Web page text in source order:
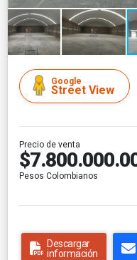
Google
Street View
Precio de venta
Pesos Colombianos
Descargar
información